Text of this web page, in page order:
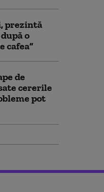
prezintă
o
cafea”
de
cererile
pot